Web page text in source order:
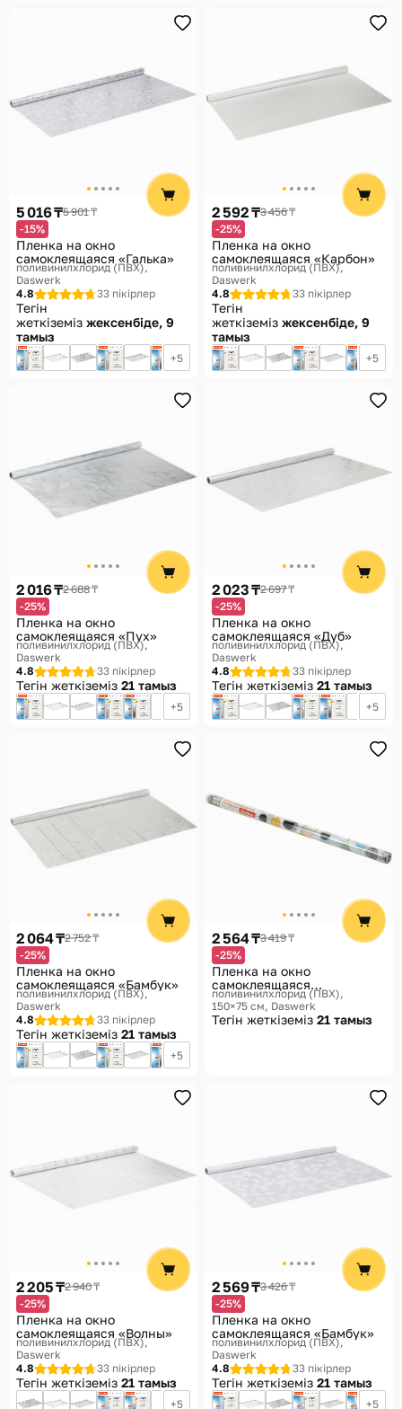
5 016 ₸5 901 ₸
-15%
Пленка на окно
самоклеящаяся «Галька»
поливинилхлорид (ПВХ)
Daswerk
4.8
33 пікірлер
Тегін
жеткіземіз жексенбіде, 9
тамыз
5
2 592 ₸3 456 ₸
-25%
Пленка на окно
самоклеящаяся «Карбон»
поливинилхлорид (ПВХ)
Daswerk
4.8
33 пікірлер
Тегін
жеткіземіз жексенбіде, 9
тамыз
5
2 016 ₸2 688 ₸
-25%
Пленка на окно
самоклеящаяся «Пух»
поливинилхлорид (ПВХ)
Daswerk
4.8
33 пікірлер
Тегін жеткіземіз 21 тамыз
5
2 023 ₸2 697 ₸
-25%
Пленка на окно
самоклеящаяся «Дуб»
поливинилхлорид (ПВХ)
Daswerk
4.8
33 пікірлер
Тегін жеткіземіз 21 тамыз
5
2 064 ₸2 752 ₸
-25%
Пленка на окно
самоклеящаяся «Бамбук»
поливинилхлорид (ПВХ)
Daswerk
4.8
33 пікірлер
Тегін жеткіземіз 21 тамыз
5
2 564 ₸3 419 ₸
-25%
Пленка на окно
самоклеящаяся
статическая
поливинилхлорид (ПВХ),
150×75 см Daswerk
Тегін жеткіземіз 21 тамыз
2 205 ₸2 940 ₸
-25%
Пленка на окно
самоклеящаяся «Волны»
поливинилхлорид (ПВХ)
Daswerk
4.8
33 пікірлер
Тегін жеткіземіз 21 тамыз
5
2 569 ₸3 426 ₸
-25%
Пленка на окно
самоклеящаяся «Бамбук»
поливинилхлорид (ПВХ)
Daswerk
4.8
33 пікірлер
Тегін жеткіземіз 21 тамыз
5